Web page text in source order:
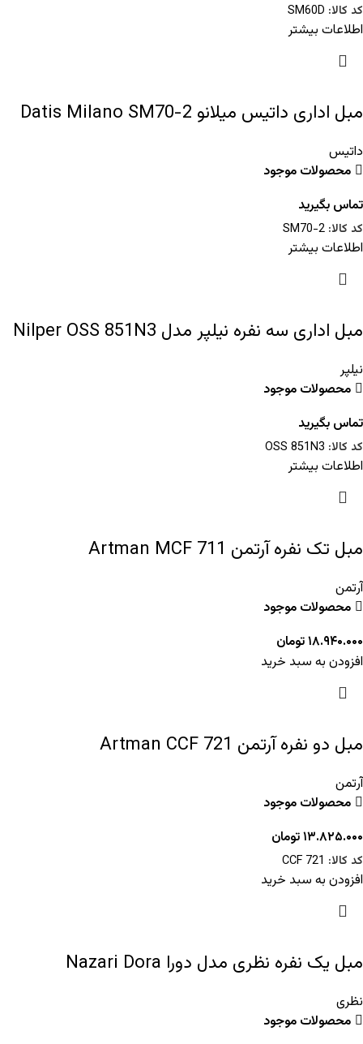
کد کالا: SM60D
اطلاعات بیشتر
مبل اداری داتیس میلانو Datis Milano SM70-2
داتیس
محصولات موجود
تماس بگیرید
کد کالا: SM70-2
اطلاعات بیشتر
مبل اداری سه نفره نیلپر مدل Nilper OSS 851N3
نیلپر
محصولات موجود
تماس بگیرید
کد کالا: OSS 851N3
اطلاعات بیشتر
مبل تک نفره آرتمن Artman MCF 711
آرتمن
محصولات موجود
۱۸.۹۴۰.۰۰۰تومان
افزودن به سبد خرید
مبل دو نفره آرتمن Artman CCF 721
آرتمن
محصولات موجود
۱۳.۸۲۵.۰۰۰تومان
کد کالا: CCF 721
افزودن به سبد خرید
مبل یک نفره نظری مدل دورا Nazari Dora
نظری
محصولات موجود